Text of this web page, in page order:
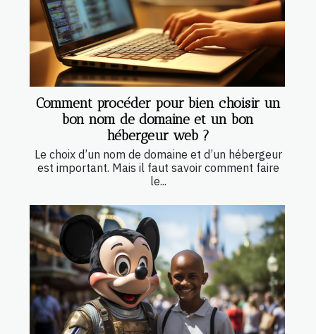
Comment procéder pour bien choisir un
bon nom de domaine et un bon
hébergeur web ?
Le choix d’un nom de domaine et d’un hébergeur
est important. Mais il faut savoir comment faire
le...